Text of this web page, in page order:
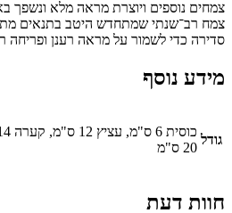
צמחים נוספים ויוצרת מראה מלא ונשפך
צמח רב־שנתי שמתחדש היטב בתנאים
סדירה כדי לשמור על מראה רענן ופריחה
מידע נוסף
גודל
20 ס"מ
חוות דעת